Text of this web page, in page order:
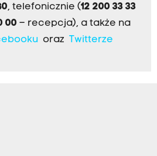
, telefonicznie (12 200 33 33
00 – recepcja), a także na
oraz Twitterze